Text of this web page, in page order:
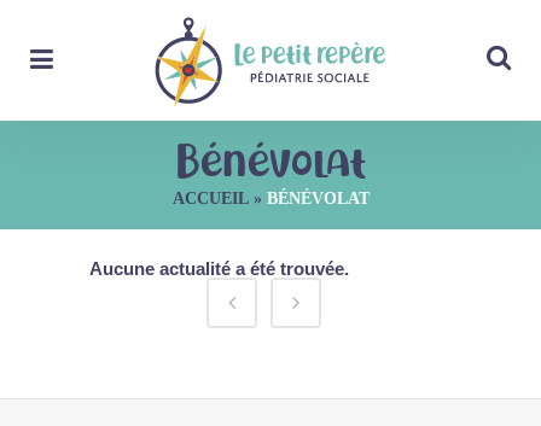
Bénévolat
ACCUEIL» BÉNÉVOLAT
Aucune actualité a été trouvée.